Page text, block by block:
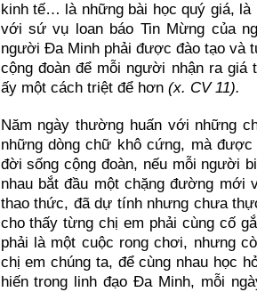
kinh tế… là những bài học quý giá, là
với sứ vụ loan báo Tin Mừng của
người Đa Minh phải được đào tạo và
cộng đoàn để mỗi người nhận ra
ấy một cách triệt để hơn (x. CV 11).
Năm ngày thường huấn với những
những dòng chữ khô cứng, mà
đời sống cộng đoàn, nếu mỗi người
nhau bắt đầu một chặng đường mới
thao thức, đã dự tính nhưng chưa
cho thấy từng chị em phải cùng cố
phải là một cuộc rong chơi, nhưng
chị em chúng ta, để cùng nhau học
hiến trong linh đạo Đa Minh, mỗi